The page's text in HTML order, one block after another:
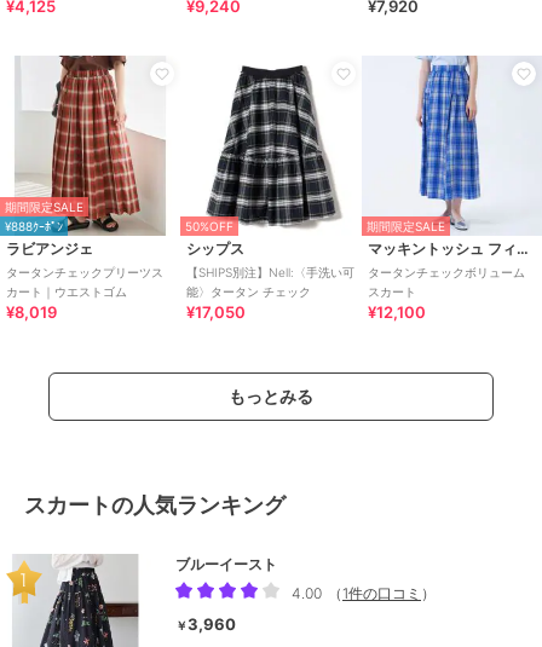
¥4,125 ¥9,240 ¥7,920
期間限定SALE
¥888ｸｰﾎﾟﾝ
ラビアンジェ
タータンチェックプリーツス
カート｜ウエストゴム
¥8,019
50%OFF
シップス
【SHIPS別注】Nell:〈手洗い可
能〉タータン チェック
¥17,050
期間限定SALE
マッキントッシュ フィロソフィー
タータンチェックボリューム
スカート
¥12,100
もっとみる
スカートの人気ランキング
ブルーイースト
4.00
（ 1件の口コミ ）
￥3,960